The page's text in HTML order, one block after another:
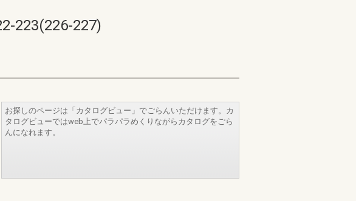
223(226-227)
お探しのページは「カタログビュー」でごらんいただけます。カ
タログビューではweb上でパラパラめくりながらカタログをごら
んになれます。